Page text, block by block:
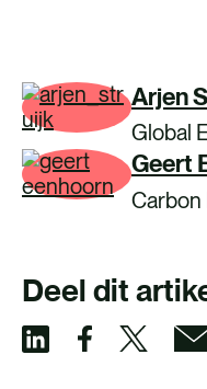
Arjen
Global
Geert
Carbon
Deel dit